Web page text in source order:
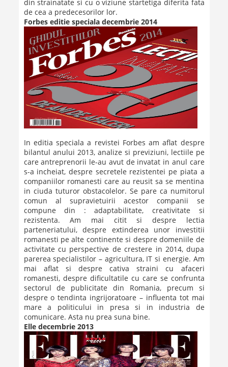
din strainatate si cu o viziune startetiga diferita fata
de cea a predecesorilor lor.
Forbes editie speciala decembrie 2014
In editia speciala a revistei Forbes am aflat despre
bilantul anului 2013, analize si previziuni, lectiile pe
care antreprenorii le-au avut de invatat in anul care
s-a incheiat, despre secretele rezistentei pe piata a
companiilor romanesti care au reusit sa se mentina
in ciuda tuturor obstacolelor. Se pare ca numitorul
comun al supravietuirii acestor companii se
compune din : adaptabilitate, creativitate si
rezistenta. Am mai citit si despre lectia
parteneriatului, despre extinderea unor investitii
romanesti pe alte continente si despre domeniile de
activitate cu perspective de crestere in 2014, dupa
parerea specialistilor – agricultura, IT si energie. Am
mai aflat si despre cativa straini cu afaceri
romanesti, despre dificultatile cu care se confrunta
sectorul de publicitate din Romania, precum si
despre o tendinta ingrijoratoare – influenta tot mai
mare a politicului in presa si in industria de
comunicare. Asta nu prea suna bine.
Elle decembrie 2013